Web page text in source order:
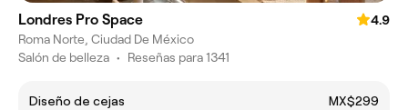
Londres Pro Space
4.9
Roma Norte, Ciudad De México
Salón de belleza • Reseñas para 1341
Diseño de cejas
MX$299